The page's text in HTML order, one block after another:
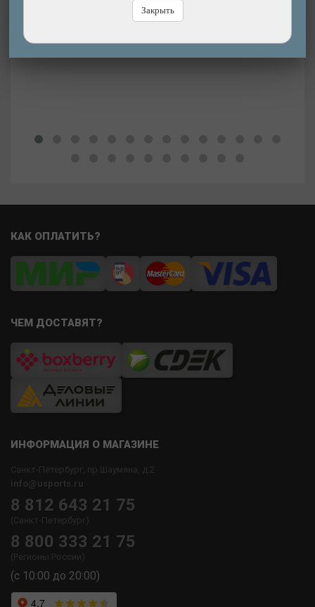
Закрыть
КАК ОПЛАТИТЬ?
ЧЕМ ДОСТАВЯТ?
ИНФОРМАЦИЯ О МАГАЗИНЕ
Санкт-Петербург, пр.Шаумяна, д.2
info@usports.ru
8 812 643 21 75
(Санкт-Петербург)
8 800 333 21 75
(Регионы России)
(с 10:00 до 20:00)